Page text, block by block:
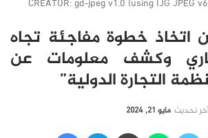
CREATOR: gd-jpeg v1.0 (using IJG JPEG
اتخاذ خطوة مفاجئة تجاه
وكشف معلومات عن
التجارة الدولية”
تحديث مايو 21, 2024